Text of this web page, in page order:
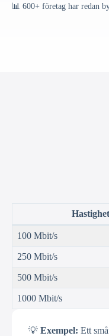
📊 600+ företag har redan
Hastighet
100 Mbit/s
250 Mbit/s
500 Mbit/s
1000 Mbit/s
💡 Exempel: Ett